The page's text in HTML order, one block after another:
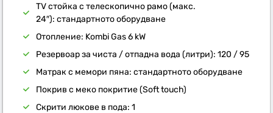
TV стойка с телескопично рамо (макс.
24″): стандартното оборудване
Отопление: Kombi Gas 6 kW
Резервоар за чиста / отпадна вода (литри): 120 / 95
Матрак с мемори пяна: стандартното оборудване
Покрив с меко покритие (Soft touch)
Скрити люкове в пода: 1